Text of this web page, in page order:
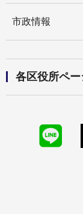
市政情報
各区役所ペー